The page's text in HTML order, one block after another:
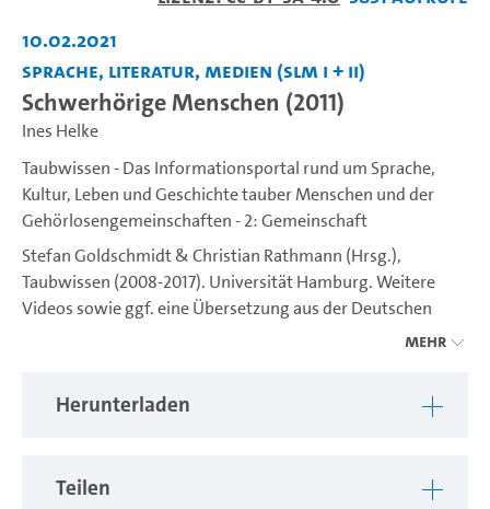
10.02.2021
Sprache, Literatur, Medien (SLM I + II)
Schwerhörige Menschen (2011)
Ines Helke
Taubwissen - Das Informationsportal rund um Sprache,
Kultur, Leben und Geschichte tauber Menschen und der
Gehörlosengemeinschaften - 2: Gemeinschaft
Stefan Goldschmidt & Christian Rathmann (Hrsg.),
Taubwissen (2008-2017). Universität Hamburg. Weitere
Videos sowie ggf. eine Übersetzung aus der Deutschen
Gebärdensprache und Kommunikation Gehörloser).
Mehr
Herunterladen
Teilen